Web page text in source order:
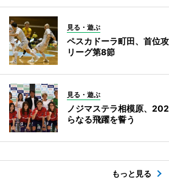
見る・遊ぶ
ペスカドーラ町田、首位
リーグ第8節
見る・遊ぶ
ノジマステラ相模原、
らなる飛躍を誓う
もっと見る